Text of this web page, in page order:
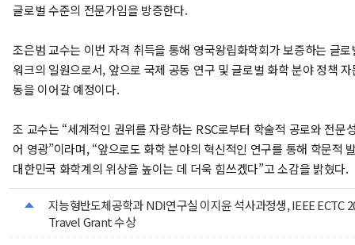
글로벌 수준의 전문가임을 방증한다.
조은범 교수는 이번 자격 취득을 통해 영국왕립화학회가 보증하는 글
워크의 일원으로서, 앞으로 국제 공동 연구 및 글로벌 화학 분야 정책
동을 이어갈 예정이다.
조 교수는 “세계적인 권위를 자랑하는 RSC로부터 학술적 공로와 전문
어 영광”이라며, “앞으로도 화학 분야의 혁신적인 연구를 통해 학문적
대한민국 화학계의 위상을 높이는 데 더욱 힘쓰겠다”고 소감을 밝혔다.
지능형반도체공학과 NDI연구실 이지윤 석사과정생, IEEE ECTC
Travel Grant 수상